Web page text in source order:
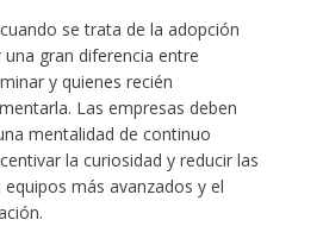
se trata de la adopción
una gran diferencia entre
y quienes recién
Las empresas deben
mentalidad de continuo
la curiosidad y reducir las
más avanzados y el